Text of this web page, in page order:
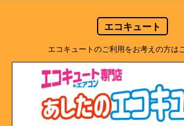
エコキュート
エコキュートのご利用をお考えの方は